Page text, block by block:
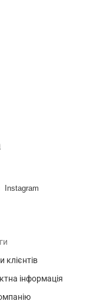
Instagram
клієнтів
інформація